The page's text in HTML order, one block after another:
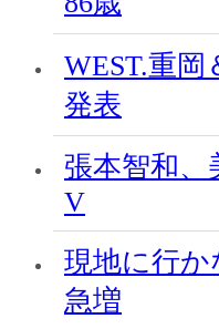
WEST.重
発表
張本智和、
V
現地に行
急増